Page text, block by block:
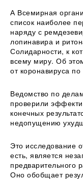
А Всемирная
список наиболее
наряду с
лопинавира и
Солидарности, к
всему миру. Об
от коронавируса
Ведомство по
проверили
конечных
недопущению
Это исследование
есть, является
предварительного
Оно обобщает